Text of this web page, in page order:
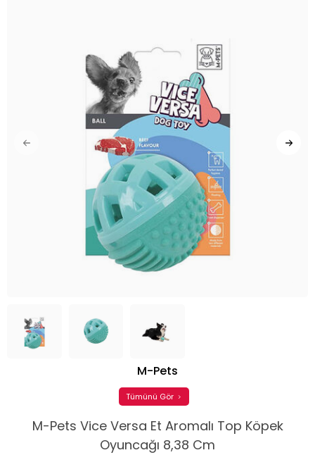
M-Pets Vice Versa Et Aromalı Top Köpek
Oyuncağı 8,38 Cm
M-Pets
Tümünü Gör